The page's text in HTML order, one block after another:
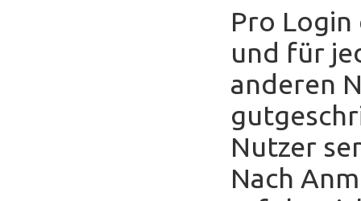
Pro Login
und für
anderen
Nutzer
Nach